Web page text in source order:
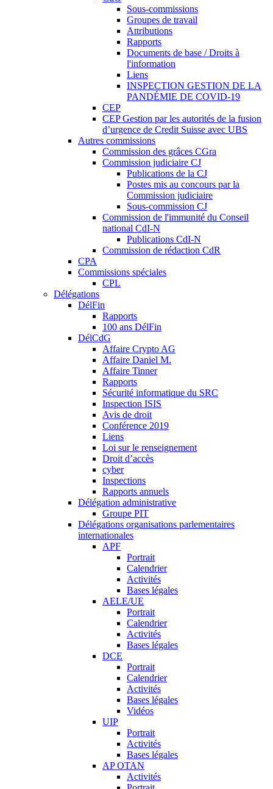
Sous-commissions
Groupes de travail
Attributions
Rapports
Documents de base / Droits à
l'information
Liens
INSPECTION GESTION DE LA
PANDÉMIE DE COVID-19
CEP
CEP Gestion par les autorités de la fusion
d’urgence de Credit Suisse avec UBS
Autres commissions
Commission des grâces CGra
Commission judiciaire CJ
Publications de la CJ
Postes mis au concours par la
Commission judiciaire
Sous-commission CJ
Commission de l'immunité du Conseil
national CdI-N
Publications CdI-N
Commission de rédaction CdR
CPA
Commissions spéciales
CPL
Délégations
DélFin
Rapports
100 ans DélFin
DélCdG
Affaire Crypto AG
Affaire Daniel M.
Affaire Tinner
Rapports
Sécurité informatique du SRC
Inspection ISIS
Avis de droit
Conférence 2019
Liens
Loi sur le renseignement
Droit d’accès
cyber
Inspections
Rapports annuels
Délégation administrative
Groupe PIT
Délégations organisations parlementaires
internationales
APF
Portrait
Calendrier
Activités
Bases légales
AELE/UE
Portrait
Calendrier
Activités
Bases légales
DCE
Portrait
Calendrier
Activités
Bases légales
Vidéos
UIP
Portrait
Activités
Bases légales
AP OTAN
Activités